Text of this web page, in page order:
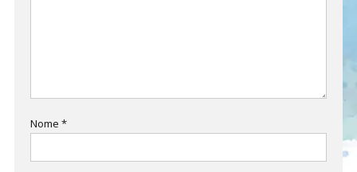
Nome *